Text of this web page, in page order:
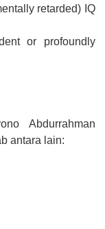
retarded) IQ
or profoundly
Abdurrahman
antara lain: